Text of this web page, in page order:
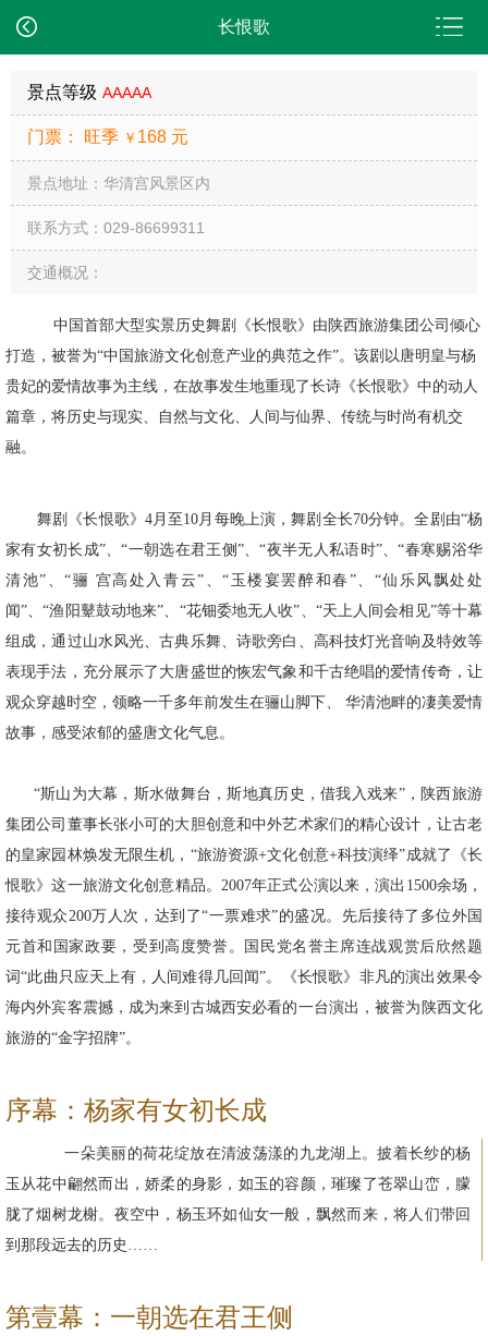
长恨歌
景点等级 AAAAA
门票： 旺季 ￥ 168 元
景点地址：华清宫风景区内
联系方式：029-86699311
交通概况：
中国首部大型实景历史舞剧《长恨歌》由陕西旅游集团公司倾心
打造，被誉为“中国旅游文化创意产业的典范之作”。该剧以唐明皇与杨
贵妃的爱情故事为主线，在故事发生地重现了长诗《长恨歌》中的动人
篇章，将历史与现实、自然与文化、人间与仙界、传统与时尚有机交
融。
舞剧《长恨歌》4月至10月每晚上演，舞剧全长70分钟。全剧由“杨
家有女初长成”、“一朝选在君王侧”、“夜半无人私语时”、“春寒赐浴华
清池”、“骊 宫高处入青云”、“玉楼宴罢醉和春”、“仙乐风飘处处
闻”、“渔阳鼙鼓动地来”、“花钿委地无人收”、“天上人间会相见”等十幕
组成，通过山水风光、古典乐舞、诗歌旁白、高科技灯光音响及特效等
表现手法，充分展示了大唐盛世的恢宏气象和千古绝唱的爱情传奇，让
观众穿越时空，领略一千多年前发生在骊山脚下、 华清池畔的凄美爱情
故事，感受浓郁的盛唐文化气息。
“斯山为大幕，斯水做舞台，斯地真历史，借我入戏来”，陕西旅游
集团公司董事长张小可的大胆创意和中外艺术家们的精心设计，让古老
的皇家园林焕发无限生机，“旅游资源+文化创意+科技演绎”成就了《长
恨歌》这一旅游文化创意精品。2007年正式公演以来，演出1500余场，
接待观众200万人次，达到了“一票难求”的盛况。先后接待了多位外国
元首和国家政要，受到高度赞誉。国民党名誉主席连战观赏后欣然题
词“此曲只应天上有，人间难得几回闻”。《长恨歌》非凡的演出效果令
海内外宾客震撼，成为来到古城西安必看的一台演出，被誉为陕西文化
旅游的“金字招牌”。
序幕：杨家有女初长成
一朵美丽的荷花绽放在清波荡漾的九龙湖上。披着长纱的杨
玉从花中翩然而出，娇柔的身影，如玉的容颜，璀璨了苍翠山峦，朦
胧了烟树龙榭。夜空中，杨玉环如仙女一般，飘然而来，将人们带回
到那段远去的历史……
第壹幕：一朝选在君王侧